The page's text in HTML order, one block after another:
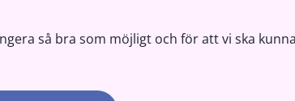
så bra som möjligt och för att vi ska